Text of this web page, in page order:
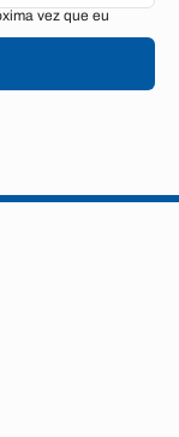
vez que eu